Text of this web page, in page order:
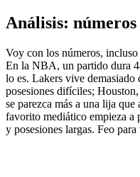
Análisis:
Voy con los números,
En la NBA, un partido dura
lo es. Lakers vive demasiado
posesiones difíciles;
se parezca más a una lija
favorito mediático empieza a
y posesiones largas. Feo